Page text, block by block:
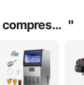
vevor pcp compressor "